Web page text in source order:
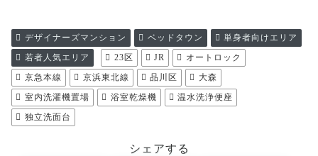
デザイナーズマンション ベッドタウン
単身者向けエリア
若者人気エリア
23区 JR
オートロック
京急本線
京浜東北線 品川区
大森
室内洗濯機置場
浴室乾燥機
温水洗浄便座
独立洗面台
シェアする